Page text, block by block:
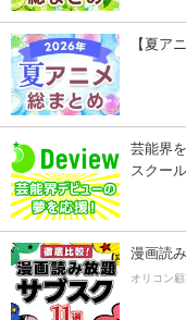
【夏ア
芸能界
スクー
漫画読
オリコン